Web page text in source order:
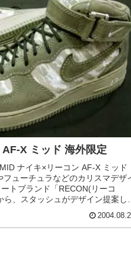
ドリゲス ズームエアエリ
ーチュラ」
ZOOM AIR ELITE [P-
012) ナイキ ポール・ロドリゲス
P-ROD × フューチュラ」 レアモデ
が、今度はなんとフューチュラ
アッパーのいたるところにフュー
ィックがアイコン的に入っていま
とブ...